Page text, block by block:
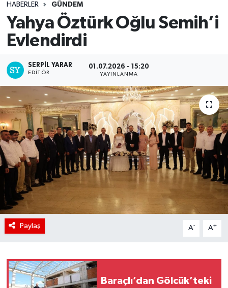
HABERLER GÜNDEM
Yahya Öztürk Oğlu Semih’i
Evlendirdi
SERPİL YARAR
EDITÖR
01.07.2026 - 15:20
YAYINLANMA
Paylaş A- A+
Baraçlı’dan Gölcük’teki